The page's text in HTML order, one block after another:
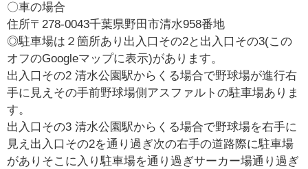
〇車の場合
住所〒278-0043千葉県野田市清水958番地
◎駐車場は２箇所あり出入口その2と出入口その3(この
オフのGoogleマップに表示)があります。
出入口その2 清水公園駅からくる場合で野球場が進行右
手に見えその手前野球場側アスファルトの駐車場ありま
す。
出入口その3 清水公園駅からくる場合で野球場を右手に
見え出入口その2を通り過ぎ次の右手の道路際に駐車場
がありそこに入り駐車場を通り過ぎサーカー場通り過ぎ